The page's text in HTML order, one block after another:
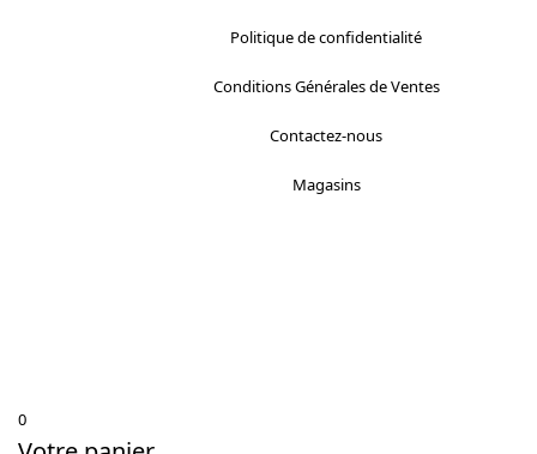
Politique de confidentialité
Conditions Générales de Ventes
Contactez-nous
Magasins
0